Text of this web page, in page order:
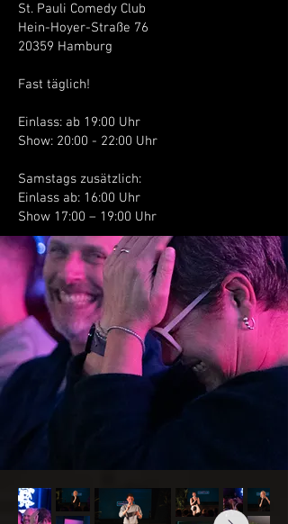
St. Pauli Comedy Club
Hein-Hoyer-Straße 76
20359 Hamburg
Fast täglich!
Einlass: ab 19:00 Uhr
Show: 20:00 - 22:00 Uhr
Samstags zusätzlich:
Einlass ab: 16:00 Uhr
Show 17:00 – 19:00 Uhr